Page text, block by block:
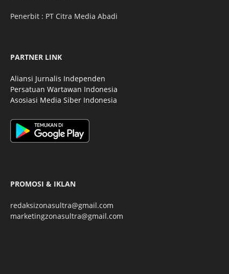
Penerbit : PT Citra Media Abadi
PARTNER LINK
Aliansi Jurnalis Independen
Persatuan Wartawan Indonesia
Asosiasi Media Siber Indonesia
PROMOSI & IKLAN
redaksizonasultra@gmail.com
marketingzonasultra@gmail.com